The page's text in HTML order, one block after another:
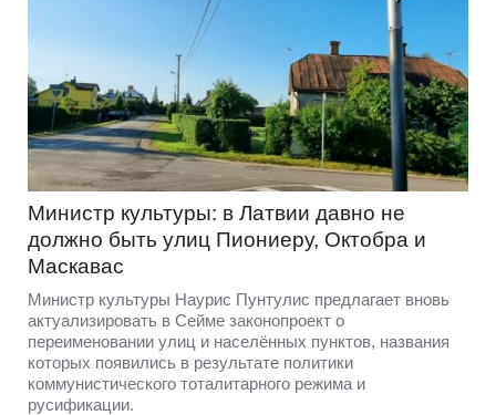
Министр культуры: в Латвии давно не
должно быть улиц Пиониеру, Октобра и
Маскавас
Министр культуры Наурис Пунтулис предлагает вновь
актуализировать в Сейме законопроект о
переименовании улиц и населённых пунктов, названия
которых появились в результате политики
коммунистического тоталитарного режима и
русификации.